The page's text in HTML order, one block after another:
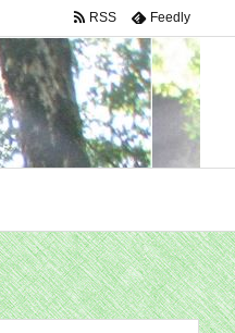
RSS Feedly